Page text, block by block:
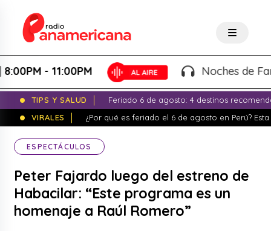
- 11:00PM Noches de
TIPS Y SALUD
Feriado 6 de agosto: 4 destinos
VIRALES
¿Por qué es feriado el 6 de agosto en Perú?
ESPECTÁCULOS
Peter Fajardo luego del estreno de
Habacilar: “Este programa es un
homenaje a Raúl Romero”